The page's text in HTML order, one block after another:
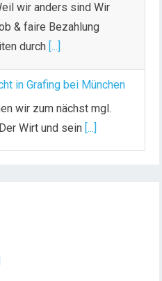
wir anders sind Wir
& faire Bezahlung
durch [...]
in Grafing bei München
wir zum nächst mgl.
Wirt und sein [...]
Chef de Rang
Leidenschaft und